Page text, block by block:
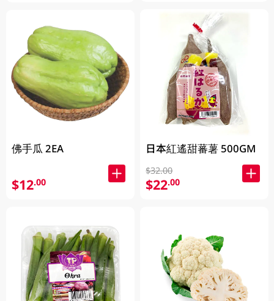
佛手瓜 2EA
$12.00
日本紅遙甜蕃薯 500GM
$32.00
$22.00